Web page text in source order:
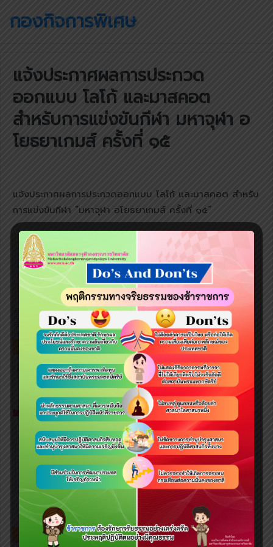
กองกิจการพิเศษ
แจ้งประกาศผลการประกวด
ออกแบบ โลโก้ และมาสคอต
สำหรับการแข่งขันกีฬา มหาจุฬา อ
โยธยาเกมส์ ครั้งที่ ๑๕
แจ้งประกาศผลการประกวดออกแบบ โลโก้ และมาสคอต สำหรับ
การแข่งขันกีฬา “มหาจุฬา อโยธยาเกมส์ ครั้งที่ ๑๕”